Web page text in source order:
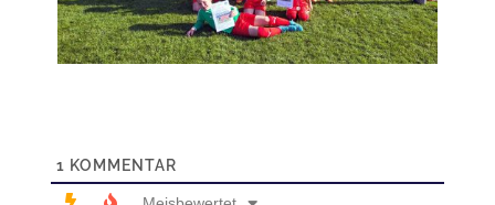
1 KOMMENTAR